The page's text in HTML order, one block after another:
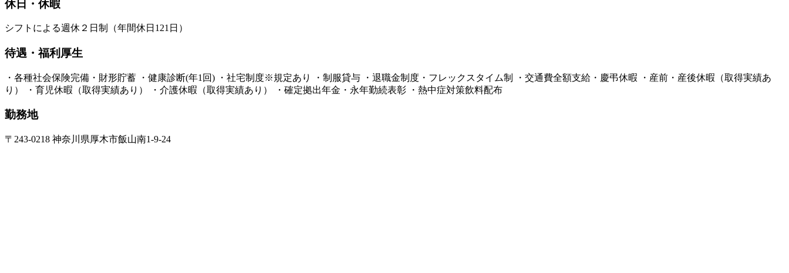
休日・休暇
シフトによる週休２日制（年間休日121日）
待遇・福利厚生
・各種社会保険完備・財形貯蓄 ・健康診断(年1回) ・社宅制度※規定あり ・制服貸与 ・退職金制度・フレックスタイム制 ・交通費全額支給・慶弔休暇 ・産前・産後休暇（取得実績あ
り） ・育児休暇（取得実績あり） ・介護休暇（取得実績あり） ・確定拠出年金・永年勤続表彰 ・熱中症対策飲料配布​
勤務地
〒243-0218 神奈川県厚木市飯山南1-9-24